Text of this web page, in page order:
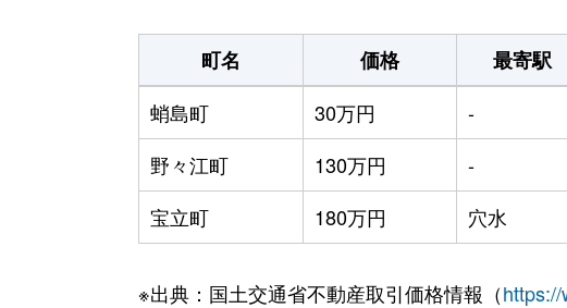
町名 価格 最寄駅
蛸島町
30万円 -
野々江町
130万円 -
宝立町
180万円 穴水
※出典：国土交通省不動産取引価格情報（